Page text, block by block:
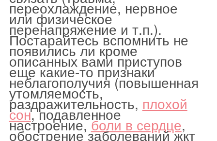
переохлаждение, нервное
или физическое
перенапряжение и т.п.).
Постарайтесь вспомнить не
появились ли кроме
описанных вами приступов
еще какие-то признаки
неблагополучия (повышенная
утомляемость,
раздражительность, плохой
сон, подавленное
настроение,боли в сердце,
обострение заболеваний жкт